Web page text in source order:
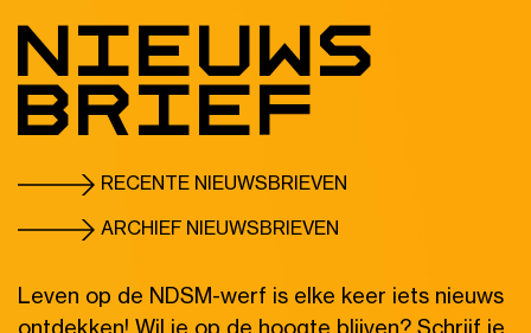
Nieuws
brief
RECENTE NIEUWSBRIEVEN
ARCHIEF NIEUWSBRIEVEN
Leven op de NDSM-werf is elke keer iets nieuws